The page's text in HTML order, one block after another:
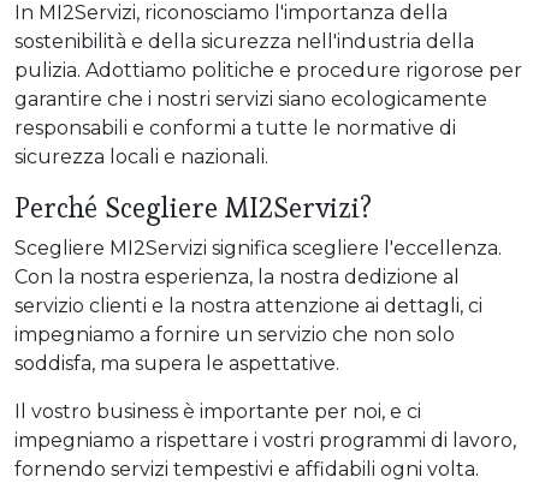
In MI2Servizi, riconosciamo l'importanza della
sostenibilità e della sicurezza nell'industria della
pulizia. Adottiamo politiche e procedure rigorose per
garantire che i nostri servizi siano ecologicamente
responsabili e conformi a tutte le normative di
sicurezza locali e nazionali.
Perché Scegliere MI2Servizi?
Scegliere MI2Servizi significa scegliere l'eccellenza.
Con la nostra esperienza, la nostra dedizione al
servizio clienti e la nostra attenzione ai dettagli, ci
impegniamo a fornire un servizio che non solo
soddisfa, ma supera le aspettative.
Il vostro business è importante per noi, e ci
impegniamo a rispettare i vostri programmi di lavoro,
fornendo servizi tempestivi e affidabili ogni volta.